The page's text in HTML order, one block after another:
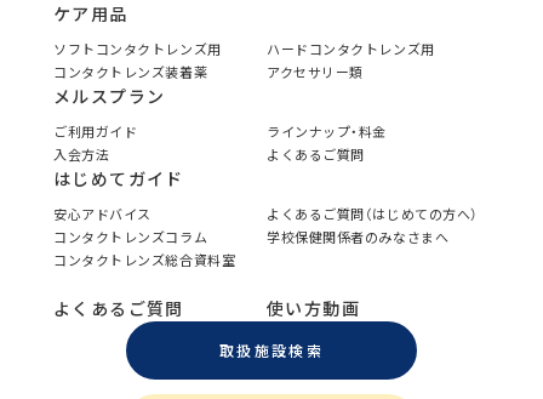
ケア用品
ソフトコンタクトレンズ用
ハードコンタクトレンズ用
コンタクトレンズ装着薬
アクセサリー類
メルスプラン
ご利用ガイド
ラインナップ・料金
入会方法
よくあるご質問
はじめてガイド
安心アドバイス
よくあるご質問（はじめての方へ）
コンタクトレンズコラム
学校保健関係者のみなさまへ
コンタクトレンズ総合資料室
よくあるご質問 使い方動画
取扱施設検索